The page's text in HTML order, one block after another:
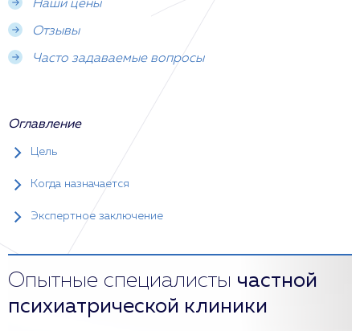
Наши цены
Отзывы
Часто задаваемые вопросы
Оглавление
Цель
Когда назначается
Экспертное заключение
Опытные специалисты частной
психиатрической клиники